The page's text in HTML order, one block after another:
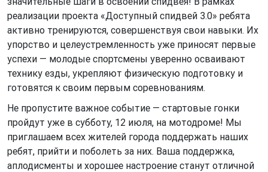
реализации проекта «Доступный спидвей 3.0» ребята
активно тренируются, совершенствуя свои навыки. Их
упорство и целеустремленность уже приносят первые
успехи — молодые спортсмены уверенно осваивают
технику езды, укрепляют физическую подготовку и
готовятся к своим первым соревнованиям.
Не пропустите важное событие — стартовые гонки
пройдут уже в субботу, 12 июля, на мотодроме! Мы
приглашаем всех жителей города поддержать наших
ребят, прийти и поболеть за них. Ваша поддержка,
аплодисменты и хорошее настроение станут отличной